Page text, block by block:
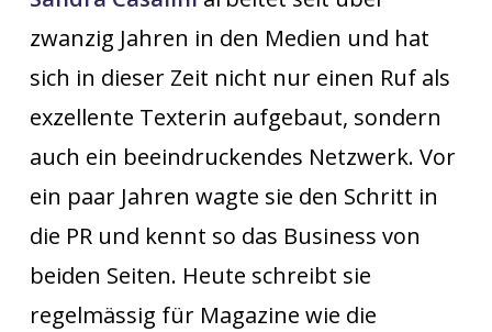
zwanzig Jahren in den Medien und hat
sich in dieser Zeit nicht nur einen Ruf als
exzellente Texterin aufgebaut, sondern
auch ein beeindruckendes Netzwerk. Vor
ein paar Jahren wagte sie den Schritt in
die PR und kennt so das Business von
beiden Seiten. Heute schreibt sie
regelmässig für Magazine wie die